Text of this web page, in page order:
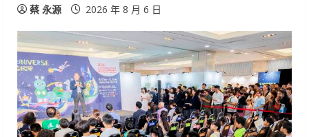
蔡 永源 2026 年 8 月 6 日